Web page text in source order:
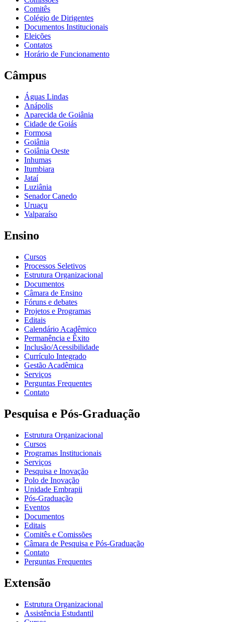
Comitês
Colégio de Dirigentes
Documentos Institucionais
Eleições
Contatos
Horário de Funcionamento
Câmpus
Águas Lindas
Anápolis
Aparecida de Goiânia
Cidade de Goiás
Formosa
Goiânia
Goiânia Oeste
Inhumas
Itumbiara
Jataí
Luziânia
Senador Canedo
Uruaçu
Valparaíso
Ensino
Cursos
Processos Seletivos
Estrutura Organizacional
Documentos
Câmara de Ensino
Fóruns e debates
Projetos e Programas
Editais
Calendário Acadêmico
Permanência e Êxito
Inclusão/Acessibilidade
Currículo Integrado
Gestão Acadêmica
Serviços
Perguntas Frequentes
Contato
Pesquisa e Pós-Graduação
Estrutura Organizacional
Cursos
Programas Institucionais
Serviços
Pesquisa e Inovação
Polo de Inovação
Unidade Embrapii
Pós-Graduação
Eventos
Documentos
Editais
Comitês e Comissões
Câmara de Pesquisa e Pós-Graduação
Contato
Perguntas Frequentes
Extensão
Estrutura Organizacional
Assistência Estudantil